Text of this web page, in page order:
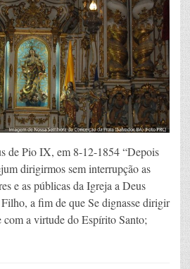
de Pio IX, em 8-12-1854 “Depois
dirigirmos sem interrupção as
e as públicas da Igreja a Deus
a fim de que Se dignasse dirigir
com a virtude do Espírito Santo;